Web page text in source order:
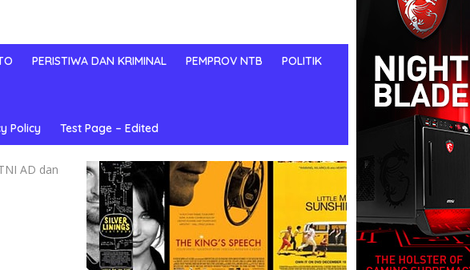
PERISTIWA DAN KRIMINAL PEMPROV NTB POLITIK
Policy Test Page – Edited
AD dan